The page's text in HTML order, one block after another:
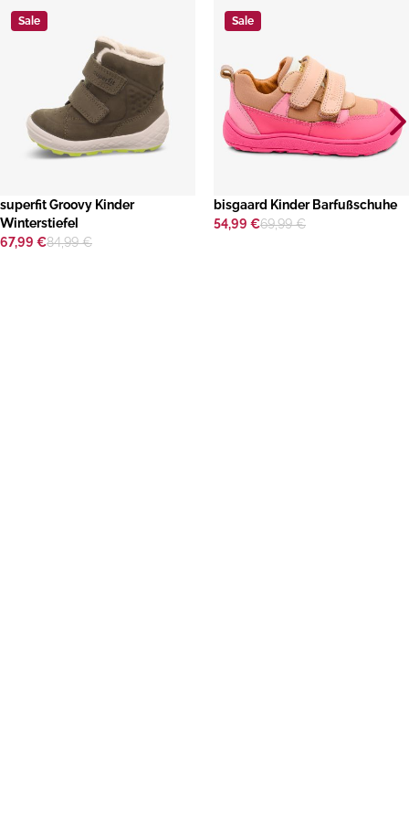
Sale
superfit Groovy Kinder
Winterstiefel
67,99 €84,99 €
Sale
bisgaard Kinder Barfußschuhe
54,99 €69,99 €